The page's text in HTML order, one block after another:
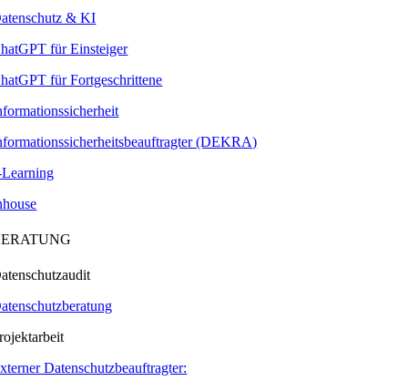
& KI
für Einsteiger
für Fortgeschrittene
(DEKRA)
Learning
Datenschutzbeauftragter: